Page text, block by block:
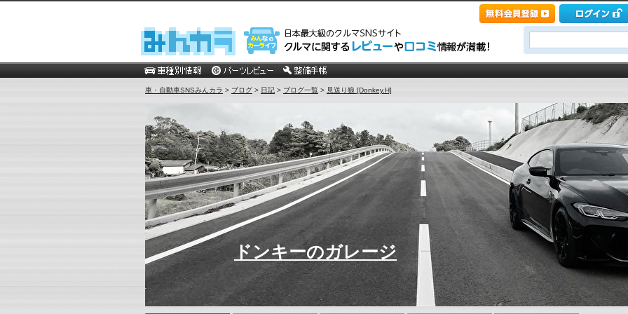
車・自動車SNSみんカラ > ブログ > 日記 > ブログ一覧 > 見送り狼 [Donkey.H]
ドンキーのガレージ